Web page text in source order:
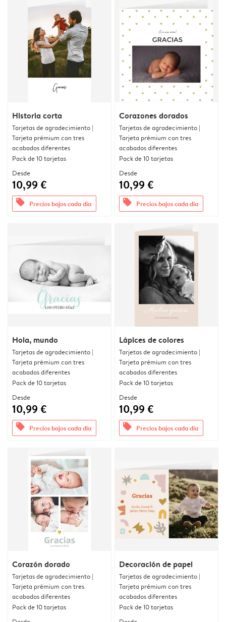
Historia corta
Tarjetas de agradecimiento |
Tarjeta prémium con tres
acabados diferentes
Pack de 10 tarjetas
Desde
10,99 €
offers Precios bajos cada día
Corazones dorados
Tarjetas de agradecimiento |
Tarjeta prémium con tres
acabados diferentes
Pack de 10 tarjetas
Desde
10,99 €
offers Precios bajos cada día
Hola, mundo
Tarjetas de agradecimiento |
Tarjeta prémium con tres
acabados diferentes
Pack de 10 tarjetas
Desde
10,99 €
offers Precios bajos cada día
Lápices de colores
Tarjetas de agradecimiento |
Tarjeta prémium con tres
acabados diferentes
Pack de 10 tarjetas
Desde
10,99 €
offers Precios bajos cada día
Corazón dorado
Tarjetas de agradecimiento |
Tarjeta prémium con tres
acabados diferentes
Pack de 10 tarjetas
Decoración de papel
Tarjetas de agradecimiento |
Tarjeta prémium con tres
acabados diferentes
Pack de 10 tarjetas